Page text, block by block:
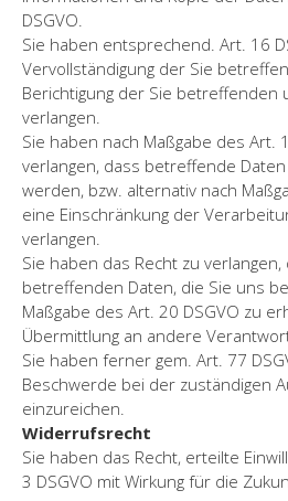
DSGVO.
Sie haben entsprechend. Art. 16
Vervollständigung der Sie
Berichtigung der Sie betreffenden
verlangen.
Sie haben nach Maßgabe des Art.
verlangen, dass betreffende
werden, bzw. alternativ nach
eine Einschränkung der
verlangen.
Sie haben das Recht zu verlangen,
betreffenden Daten, die Sie uns
Maßgabe des Art. 20 DSGVO zu
Übermittlung an andere
Sie haben ferner gem. Art. 77
Beschwerde bei der zuständigen
einzureichen.
Widerrufsrecht
Sie haben das Recht, erteilte
3 DSGVO mit Wirkung für die